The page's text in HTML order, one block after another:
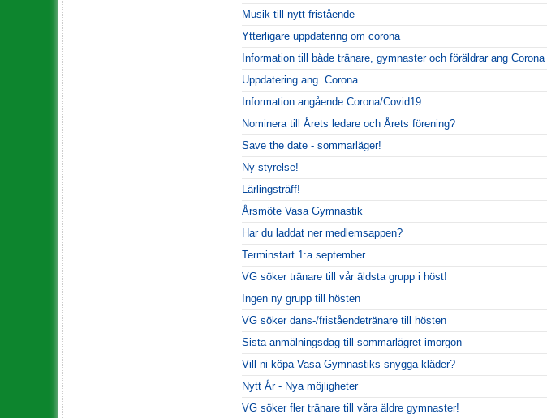
Musik till nytt fristående
Ytterligare uppdatering om corona
Information till både tränare, gymnaster och föräldrar ang Corona
Uppdatering ang. Corona
Information angående Corona/Covid19
Nominera till Årets ledare och Årets förening?
Save the date - sommarläger!
Ny styrelse!
Lärlingsträff!
Årsmöte Vasa Gymnastik
Har du laddat ner medlemsappen?
Terminstart 1:a september
VG söker tränare till vår äldsta grupp i höst!
Ingen ny grupp till hösten
VG söker dans-/friståendetränare till hösten
Sista anmälningsdag till sommarlägret imorgon
Vill ni köpa Vasa Gymnastiks snygga kläder?
Nytt År - Nya möjligheter
VG söker fler tränare till våra äldre gymnaster!